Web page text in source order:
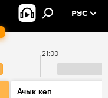
РУС
21:00
Ачык кеп